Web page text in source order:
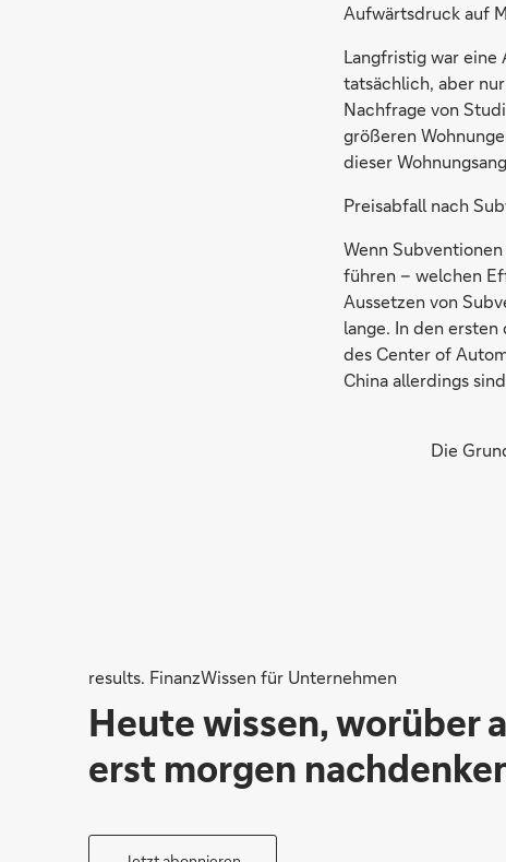
Aufwärtsdruck auf
Langfristig war eine
tatsächlich, aber
Nachfrage von
größeren
dieser
Preisabfall nach
Wenn
führen – welchen
Aussetzen von
lange. In den
des Center of
China allerdings
Die
results. FinanzWissen für Unternehmen
Heute wissen, worüber
erst morgen